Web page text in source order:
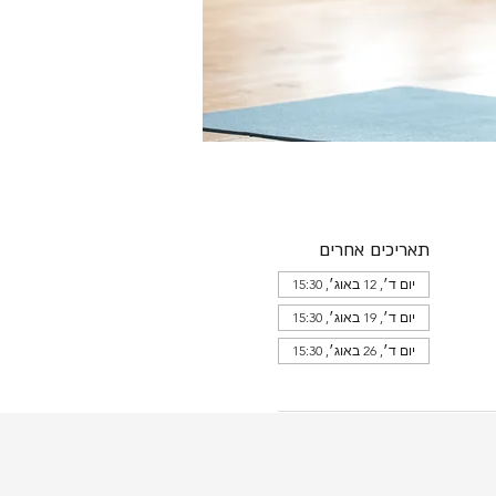
תאריכים אחרים
יום ד׳, 12 באוג׳, 15:30
יום ד׳, 19 באוג׳, 15:30
יום ד׳, 26 באוג׳, 15:30